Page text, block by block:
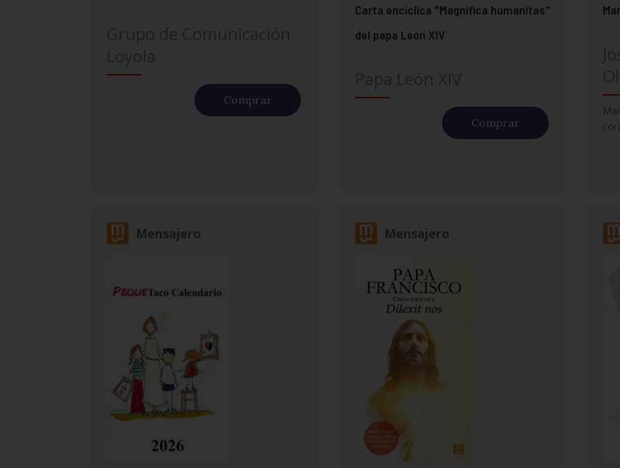
Comprar
Carta encíclica "Magnifica humanitas"
del papa León XIV
Comprar
Mensajero Mensajero